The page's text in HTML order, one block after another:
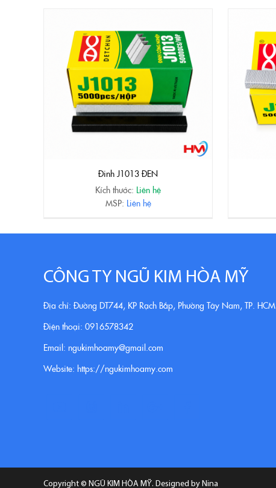
Đinh J1013 ĐEN
Kích thước: Liên hệ
MSP: Liên hệ
CÔNG TY NGŨ KIM HÒA MỸ
Địa chỉ: Đường DT744, KP Rạch Bắp, Phường Tây Nam, TP. HCM
Điện thoại: 0916578342
Email: ngukimhoamy@gmail.com
Website: https://ngukimhoamy.com
Copyright © NGŨ KIM HÒA MỸ. Designed by Nina